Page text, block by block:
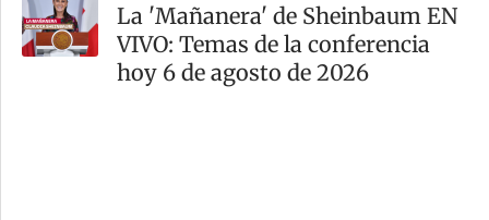
La 'Mañanera' de Sheinbaum EN
VIVO: Temas de la conferencia
hoy 6 de agosto de 2026